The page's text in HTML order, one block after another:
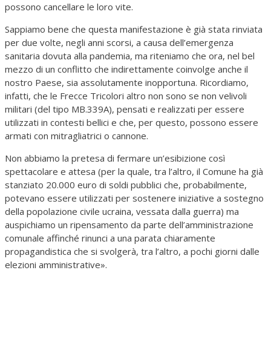
possono cancellare le loro vite.
Sappiamo bene che questa manifestazione è già stata rinviata
per due volte, negli anni scorsi, a causa dell’emergenza
sanitaria dovuta alla pandemia, ma riteniamo che ora, nel bel
mezzo di un conflitto che indirettamente coinvolge anche il
nostro Paese, sia assolutamente inopportuna. Ricordiamo,
infatti, che le Frecce Tricolori altro non sono se non velivoli
militari (del tipo MB.339A), pensati e realizzati per essere
utilizzati in contesti bellici e che, per questo, possono essere
armati con mitragliatrici o cannone.
Non abbiamo la pretesa di fermare un’esibizione così
spettacolare e attesa (per la quale, tra l’altro, il Comune ha già
stanziato 20.000 euro di soldi pubblici che, probabilmente,
potevano essere utilizzati per sostenere iniziative a sostegno
della popolazione civile ucraina, vessata dalla guerra) ma
auspichiamo un ripensamento da parte dell’amministrazione
comunale affinché rinunci a una parata chiaramente
propagandistica che si svolgerà, tra l’altro, a pochi giorni dalle
elezioni amministrative».